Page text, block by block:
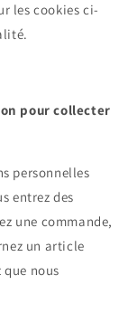
les cookies ci-
pour collecter
personnelles
entrez des
une commande,
un article
que nous